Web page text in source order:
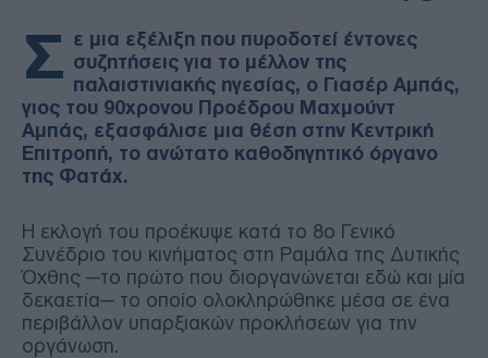
Σ ε μια εξέλιξη που πυροδοτεί έντονες
συζητήσεις για το μέλλον της
παλαιστινιακής ηγεσίας, ο Γιασέρ Αμπάς,
γιος του 90χρονου Προέδρου Μαχμούντ
Αμπάς, εξασφάλισε μια θέση στην Κεντρική
Επιτροπή, το ανώτατο καθοδηγητικό όργανο
της Φατάχ.
Η εκλογή του προέκυψε κατά το 8ο Γενικό
Συνέδριο του κινήματος στη Ραμάλα της Δυτικής
Όχθης —το πρώτο που διοργανώνεται εδώ και μία
δεκαετία— το οποίο ολοκληρώθηκε μέσα σε ένα
περιβάλλον υπαρξιακών προκλήσεων για την
οργάνωση.